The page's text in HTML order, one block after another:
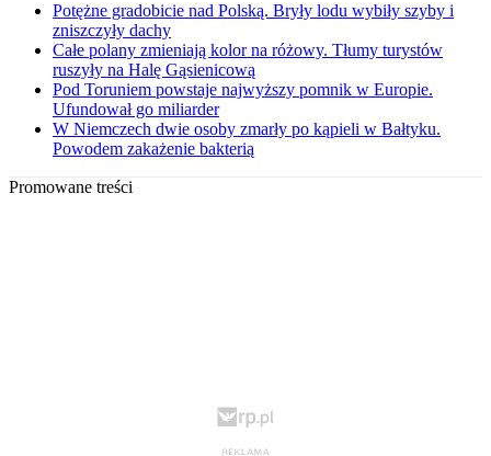
Potężne gradobicie nad Polską. Bryły lodu wybiły szyby i
zniszczyły dachy
Całe polany zmieniają kolor na różowy. Tłumy turystów
ruszyły na Halę Gąsienicową
Pod Toruniem powstaje najwyższy pomnik w Europie.
Ufundował go miliarder
W Niemczech dwie osoby zmarły po kąpieli w Bałtyku.
Powodem zakażenie bakterią
Promowane treści